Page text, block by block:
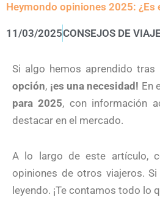
Heymondo opiniones 2025:
11/03/2025CONSEJOS DE
Si algo hemos aprendido
opción, ¡es una necesidad! En
para 2025, con información
destacar en el mercado.
A lo largo de este artículo,
opiniones de otros viajeros.
leyendo. ¡Te contamos todo lo